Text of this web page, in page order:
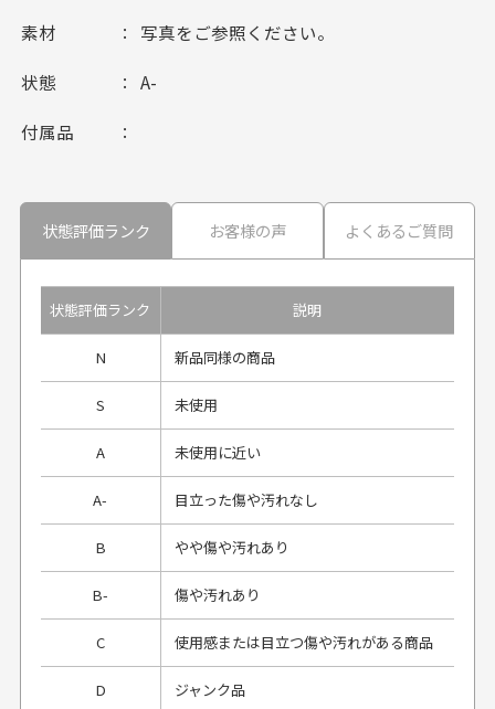
素材 写真をご参照ください。
状態 A-
付属品
状態評価ランク お客様の声 よくあるご質問
状態評価ランク 説明
N 新品同様の商品
S 未使用
A 未使用に近い
A- 目立った傷や汚れなし
B やや傷や汚れあり
B- 傷や汚れあり
C 使用感または目立つ傷や汚れがある商品
D ジャンク品